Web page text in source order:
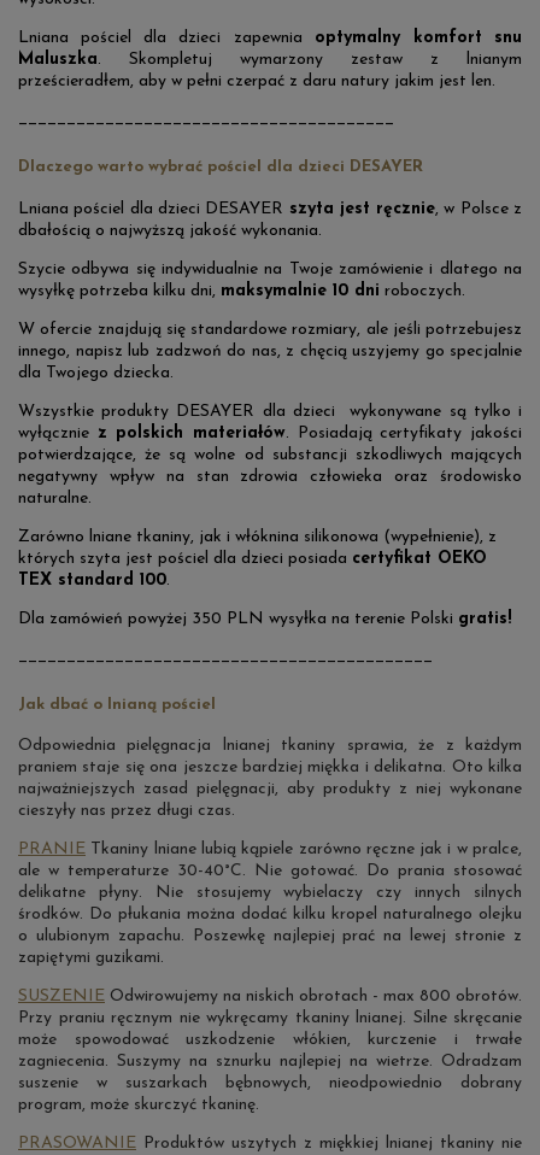
Lniana pościel dla dzieci zapewnia optymalny komfort
snu
Maluszka. Skompletuj wymarzony zestaw z lnianym
prześcieradłem, aby w pełni czerpać z daru natury jakim jest len.
_______________________________________
Dlaczego warto wybrać pościel dla dzieci DESAYER
Lniana pościel dla dzieci DESAYER szyta jest ręcznie, w Polsce z
dbałością o najwyższą jakość wykonania.
Szycie odbywa się indywidualnie na Twoje zamówienie i dlatego na
wysyłkę potrzeba kilku dni, maksymalnie 10 dni roboczych.
W ofercie znajdują się standardowe rozmiary, ale jeśli potrzebujesz
innego, napisz lub zadzwoń do nas, z chęcią uszyjemy go specjalnie
dla Twojego dziecka.
Wszystkie produkty DESAYER dla dzieci wykonywane są tylko i
wyłącznie z polskich materiałów. Posiadają certyfikaty jakości
potwierdzające, że są wolne od substancji szkodliwych mających
negatywny wpływ na stan zdrowia człowieka oraz środowisko
naturalne.
Zarówno lniane tkaniny, jak i włóknina silikonowa (wypełnienie), z
których szyta jest pościel dla dzieci posiada certyfikat OEKO
TEX standard 100.
Dla zamówień powyżej 350 PLN wysyłka na terenie Polski gratis!
___________________________________________
Jak dbać o lnianą pościel
Odpowiednia pielęgnacja lnianej tkaniny sprawia, że z każdym
praniem staje się ona jeszcze bardziej miękka i delikatna. Oto kilka
najważniejszych zasad pielęgnacji, aby produkty z niej wykonane
cieszyły nas przez długi czas.
PRANIE Tkaniny lniane lubią kąpiele zarówno ręczne jak i w pralce,
ale w temperaturze 30-40°C. Nie gotować. Do prania stosować
delikatne płyny. Nie stosujemy wybielaczy czy innych silnych
środków. Do płukania można dodać kilku kropel naturalnego olejku
o ulubionym zapachu. Poszewkę najlepiej prać na lewej stronie z
zapiętymi guzikami.
SUSZENIE Odwirowujemy na niskich obrotach - max 800 obrotów.
Przy praniu ręcznym nie wykręcamy tkaniny lnianej. Silne skręcanie
może spowodować uszkodzenie włókien, kurczenie i trwałe
zagniecenia. Suszymy na sznurku najlepiej na wietrze. Odradzam
suszenie w suszarkach bębnowych, nieodpowiednio dobrany
program, może skurczyć tkaninę.
PRASOWANIE Produktów uszytych z miękkiej lnianej tkaniny nie